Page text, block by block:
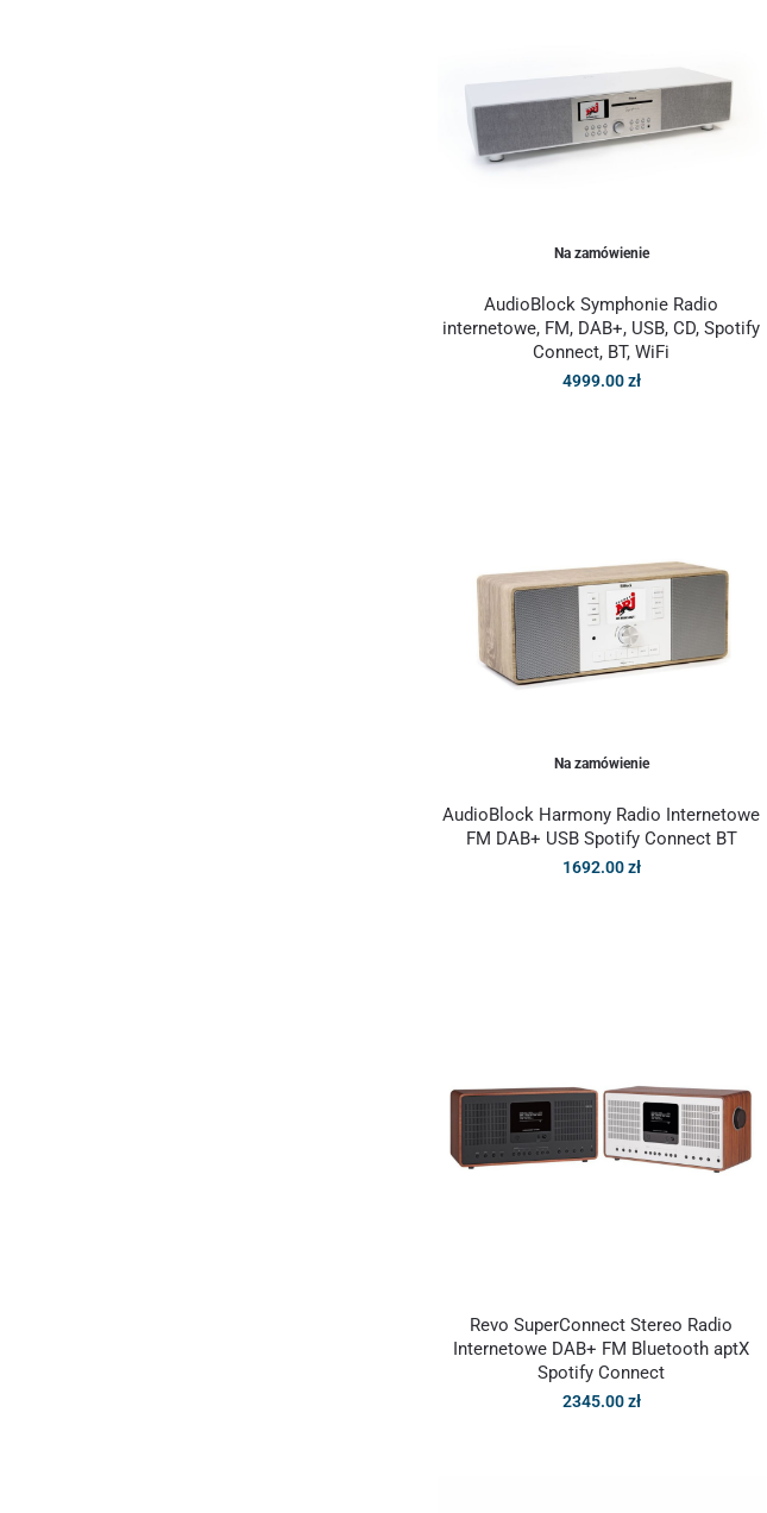
Na zamówienie
AudioBlock Symphonie Radio
internetowe, FM, DAB+, USB, CD, Spotify
Connect, BT, WiFi
4999.00zł
Na zamówienie
AudioBlock Harmony Radio Internetowe
FM DAB+ USB Spotify Connect BT
1692.00zł
Revo SuperConnect Stereo Radio
Internetowe DAB+ FM Bluetooth aptX
Spotify Connect
2345.00zł